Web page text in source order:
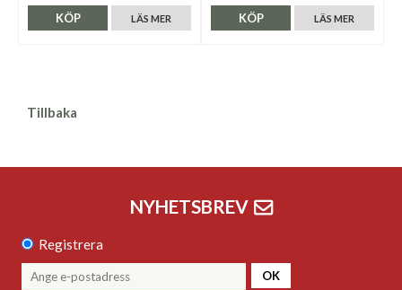
LÄS MER
KÖP LÄS MER
KÖP
Tillbaka
NYHETSBREV
Registrera
OK